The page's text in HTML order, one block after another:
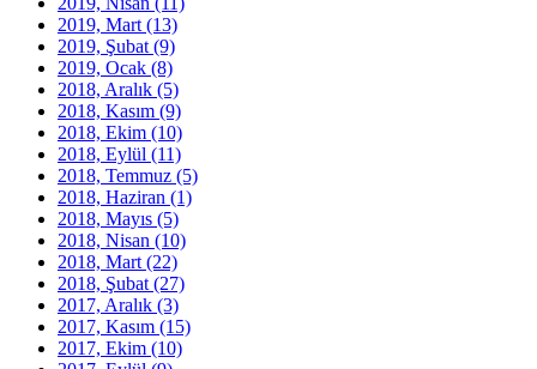
2019, Mart (13)
2019, Şubat (9)
2019, Ocak (8)
2018, Aralık (5)
2018, Kasım (9)
2018, Ekim (10)
2018, Eylül (11)
2018, Temmuz (5)
2018, Haziran (1)
2018, Mayıs (5)
2018, Nisan (10)
2018, Mart (22)
2018, Şubat (27)
2017, Aralık (3)
2017, Kasım (15)
2017, Ekim (10)